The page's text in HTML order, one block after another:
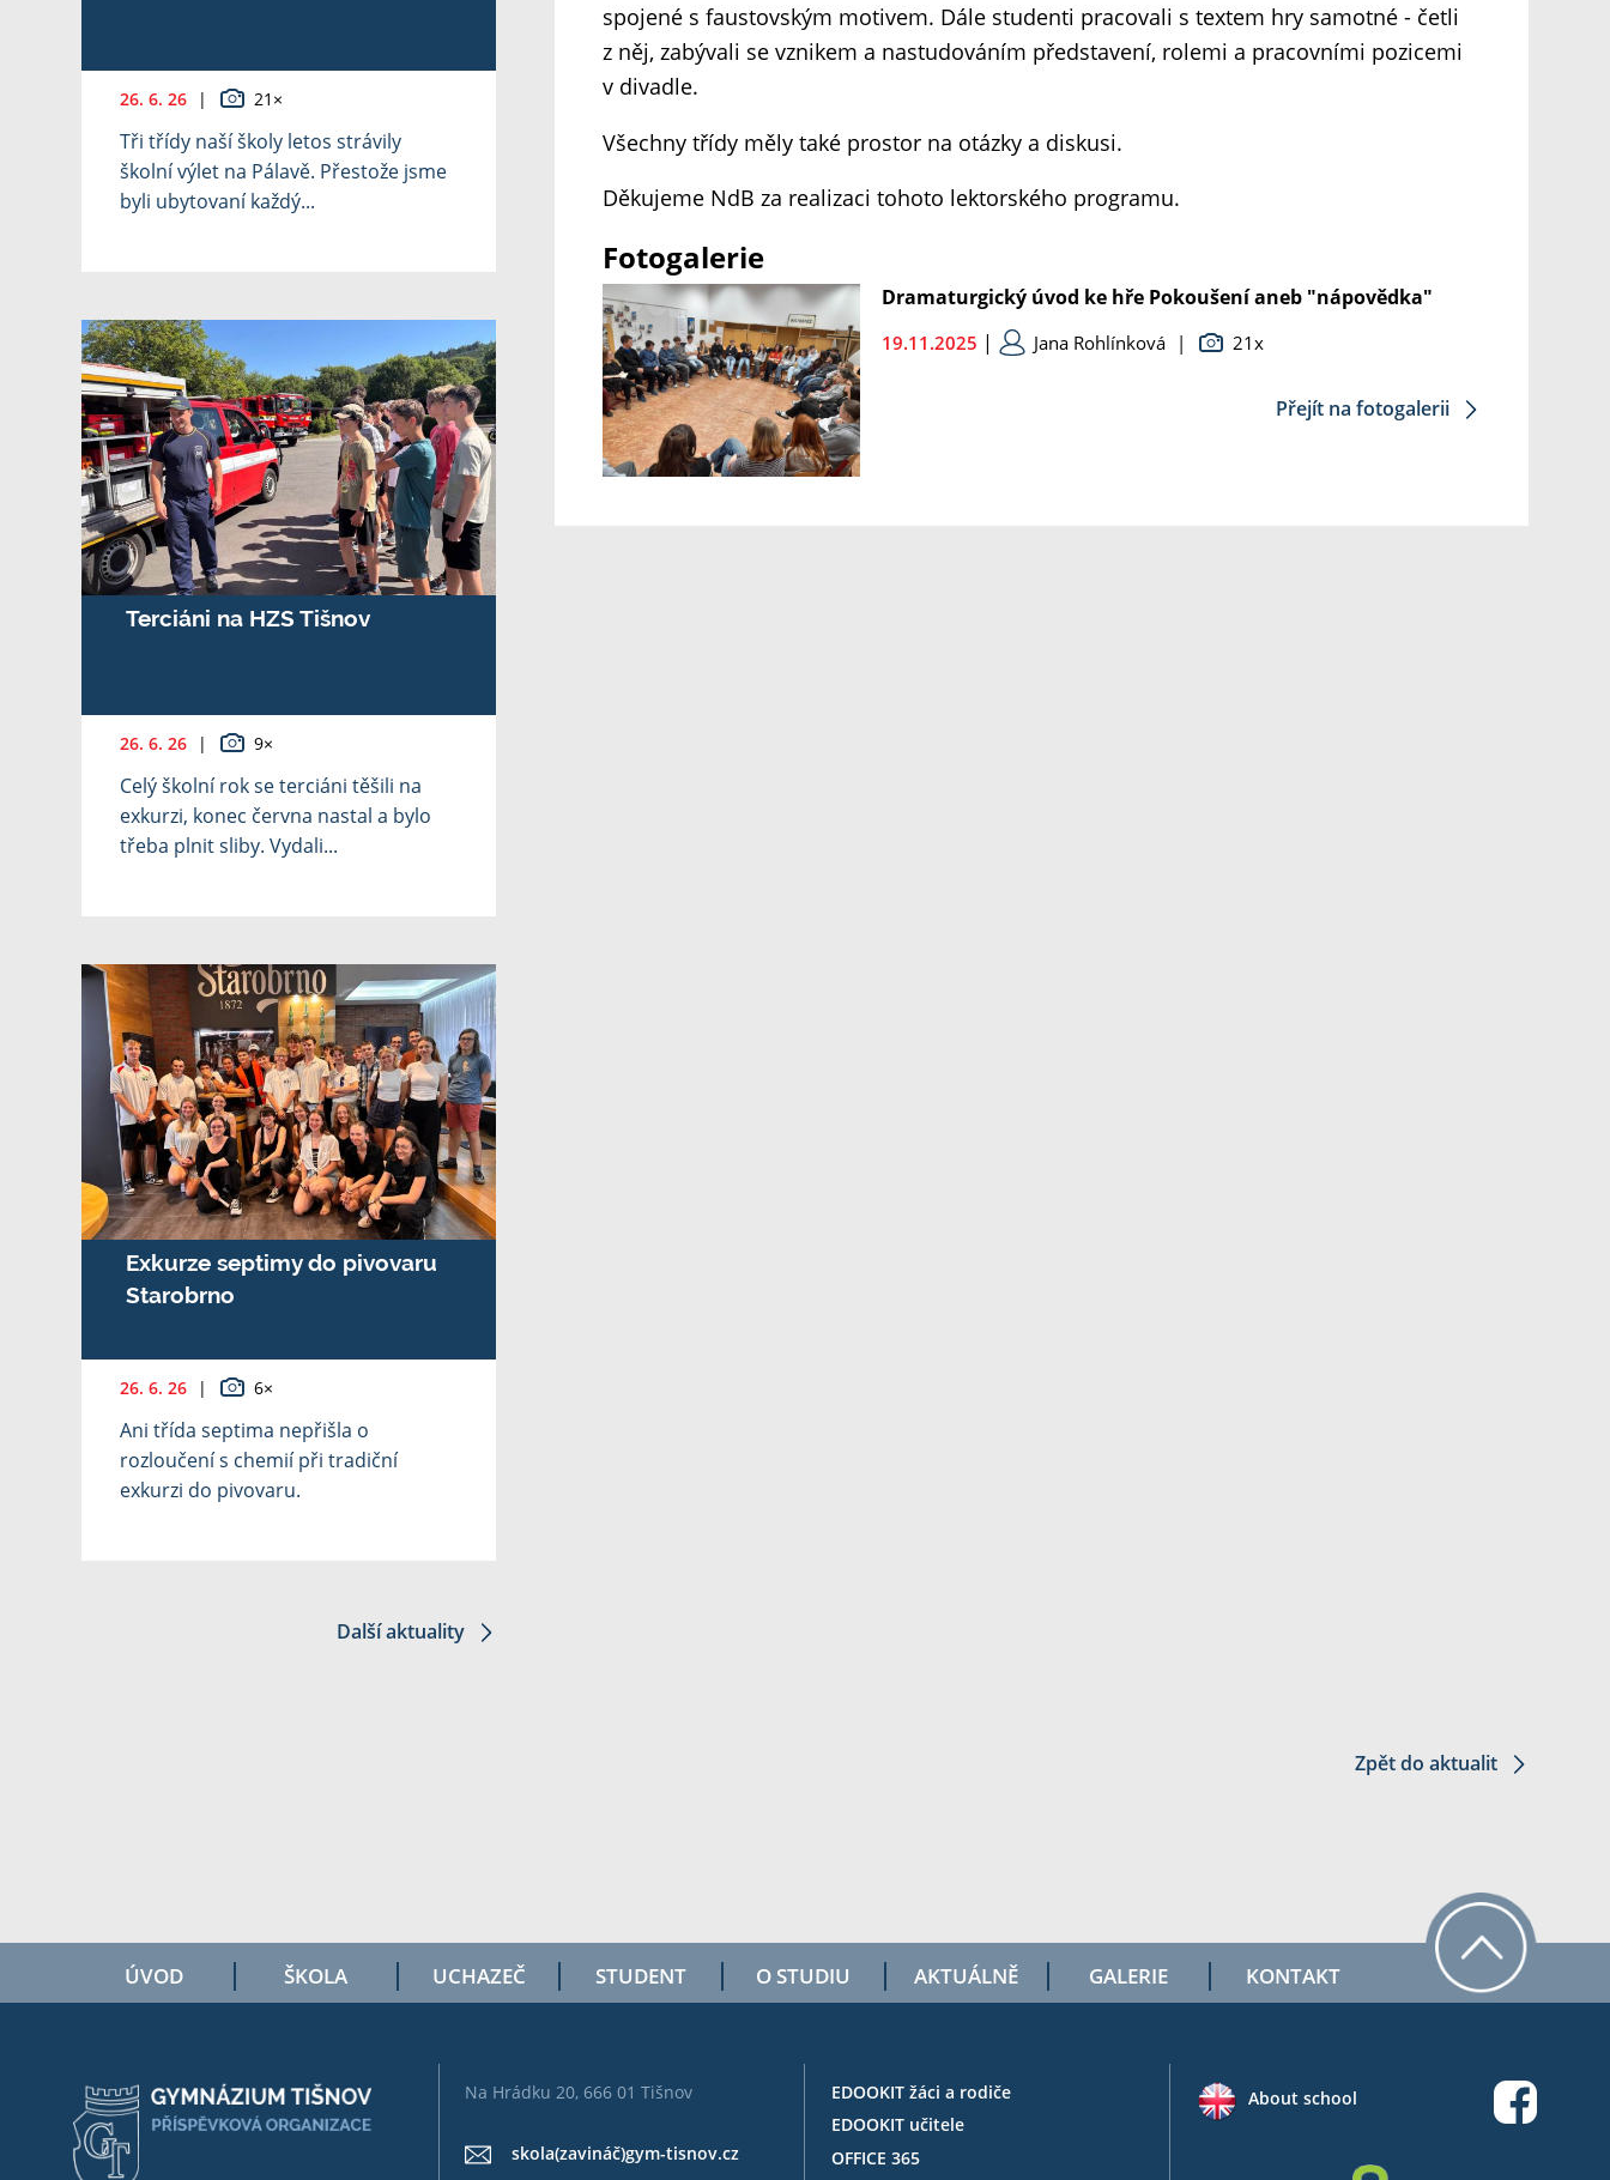
spojené s faustovským motivem. Dále studenti pracovali s textem hry samotné - četli
z něj, zabývali se vznikem a nastudováním představení, rolemi a pracovními pozicemi
v divadle.
Všechny třídy měly také prostor na otázky a diskusi.
Děkujeme NdB za realizaci tohoto lektorského programu.
Fotogalerie
Dramaturgický úvod ke hře Pokoušení aneb "nápovědka"
19.11.2025 | Jana Rohlínková | 21x
Přejít na fotogalerii
26. 6. 26 | 21×
Tři třídy naší školy letos strávily
školní výlet na Pálavě. Přestože jsme
byli ubytovaní každý...
Terciáni na HZS Tišnov
26. 6. 26 | 9×
Celý školní rok se terciáni těšili na
exkurzi, konec června nastal a bylo
třeba plnit sliby. Vydali...
Exkurze septimy do pivovaru
Starobrno
26. 6. 26 | 6×
Ani třída septima nepřišla o
rozloučení s chemií při tradiční
exkurzi do pivovaru.
Další aktuality
Zpět do aktualit
ÚVOD ŠKOLA UCHAZEČ STUDENT O STUDIU AKTUÁLNĚ GALERIE KONTAKT
Na Hrádku 20, 666 01 Tišnov
skola(zavináč)gym-tisnov.cz
EDOOKIT žáci a rodiče
EDOOKIT učitele
OFFICE 365
About school